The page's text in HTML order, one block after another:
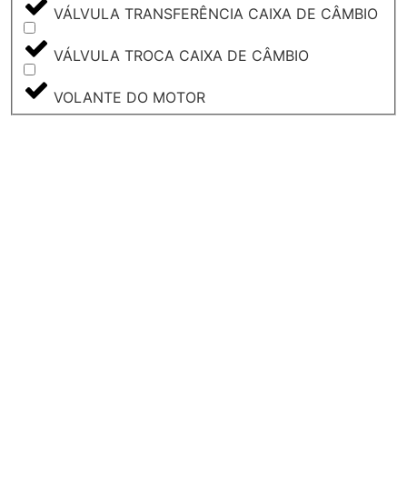
VÁLVULA TRANSFERÊNCIA CAIXA DE CÂMBIO
VÁLVULA TROCA CAIXA DE CÂMBIO
VOLANTE DO MOTOR